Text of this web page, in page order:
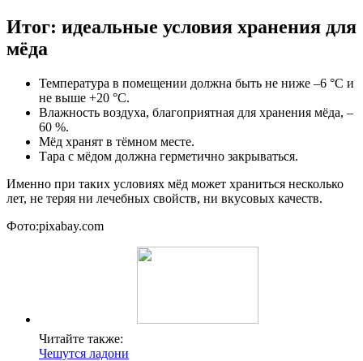
Итог: идеальные условия хранения для
мёда
Температура в помещении должна быть не ниже –6 °C и
не выше +20 °C.
Влажность воздуха, благоприятная для хранения мёда, –
60 %.
Мёд хранят в тёмном месте.
Тара с мёдом должна герметично закрываться.
Именно при таких условиях мёд может храниться несколько
лет, не теряя ни лечебных свойств, ни вкусовых качеств.
Фото:pixabay.com
Читайте также:
Чешутся ладони